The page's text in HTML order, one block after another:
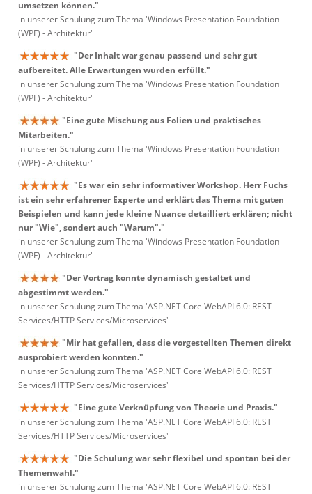
umsetzen können."
in unserer Schulung zum Thema 'Windows Presentation Foundation
(WPF) - Architektur'
"Der Inhalt war genau passend und sehr gut
aufbereitet. Alle Erwartungen wurden erfüllt."
in unserer Schulung zum Thema 'Windows Presentation Foundation
(WPF) - Architektur'
"Eine gute Mischung aus Folien und praktisches
Mitarbeiten."
in unserer Schulung zum Thema 'Windows Presentation Foundation
(WPF) - Architektur'
"Es war ein sehr informativer Workshop. Herr Fuchs
ist ein sehr erfahrener Experte und erklärt das Thema mit guten
Beispielen und kann jede kleine Nuance detailliert erklären; nicht
nur "Wie", sondert auch "Warum"."
in unserer Schulung zum Thema 'Windows Presentation Foundation
(WPF) - Architektur'
"Der Vortrag konnte dynamisch gestaltet und
abgestimmt werden."
in unserer Schulung zum Thema 'ASP.NET Core WebAPI 6.0: REST
Services/HTTP Services/Microservices'
"Mir hat gefallen, dass die vorgestellten Themen direkt
ausprobiert werden konnten."
in unserer Schulung zum Thema 'ASP.NET Core WebAPI 6.0: REST
Services/HTTP Services/Microservices'
"Eine gute Verknüpfung von Theorie und Praxis."
in unserer Schulung zum Thema 'ASP.NET Core WebAPI 6.0: REST
Services/HTTP Services/Microservices'
"Die Schulung war sehr flexibel und spontan bei der
Themenwahl."
in unserer Schulung zum Thema 'ASP.NET Core WebAPI 6.0: REST